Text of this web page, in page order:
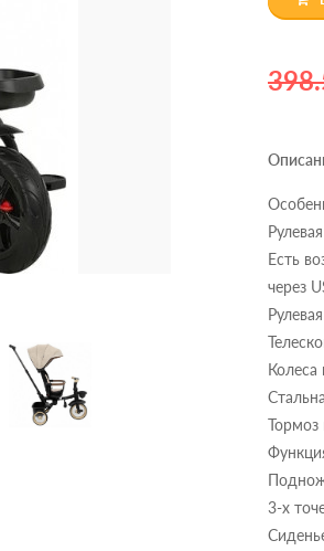
Есть
через
Колеса
Тормоз
3-х